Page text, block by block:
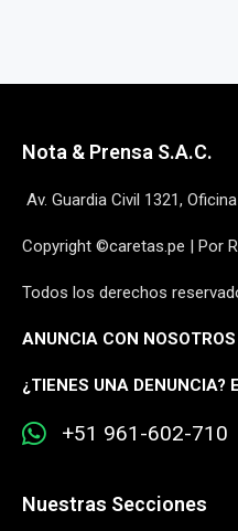
Nota & Prensa S.A.C.
Av. Guardia Civil 1321,
Copyright ©caretas.pe | Por
Todos los derechos
ANUNCIA CON NOSOTROS
¿TIENES UNA DENUNCIA?
+51 961-602-710
Nuestras Secciones